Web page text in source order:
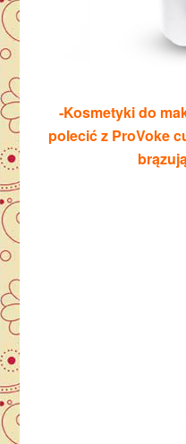
-Kosmetyki do
polecić z ProVoke